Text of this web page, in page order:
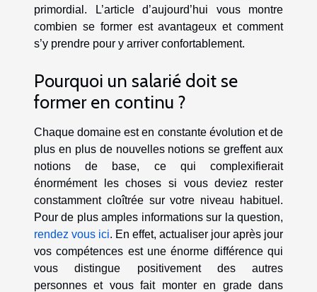
primordial. L’article d’aujourd’hui vous montre
combien se former est avantageux et comment
s’y prendre pour y arriver confortablement.
Pourquoi un salarié doit se
former en continu ?
Chaque domaine est en constante évolution et de
plus en plus de nouvelles notions se greffent aux
notions de base, ce qui complexifierait
énormément les choses si vous deviez rester
constamment cloîtrée sur votre niveau habituel.
Pour de plus amples informations sur la question,
rendez vous ici. En effet, actualiser jour après jour
vos compétences est une énorme différence qui
vous distingue positivement des autres
personnes et vous fait monter en grade dans